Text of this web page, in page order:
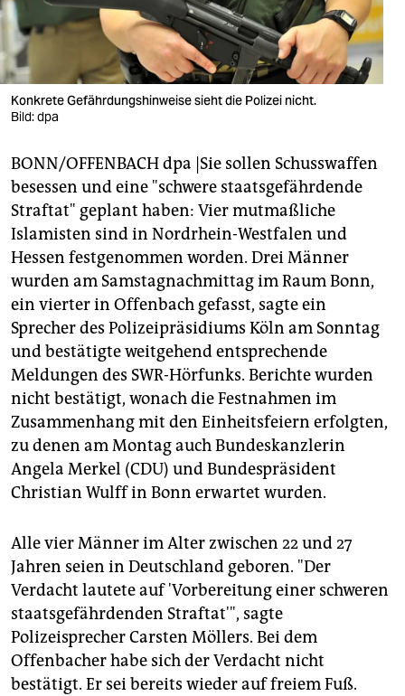
verlag
verlag
veranstaltungen
fragen & hilfe
unterstützen
abo
genossenschaft
epaper login
Konkrete Gefährdungshinweise sieht die Polizei nicht.
Bild: dpa
BONN/OFFENBACH dpa |Sie sollen Schusswaffen
besessen und eine "schwere staatsgefährdende
Straftat" geplant haben: Vier mutmaßliche
Islamisten sind in Nordrhein-Westfalen und
Hessen festgenommen worden. Drei Männer
wurden am Samstagnachmittag im Raum Bonn,
ein vierter in Offenbach gefasst, sagte ein
Sprecher des Polizeipräsidiums Köln am Sonntag
und bestätigte weitgehend entsprechende
Meldungen des SWR-Hörfunks. Berichte wurden
nicht bestätigt, wonach die Festnahmen im
Zusammenhang mit den Einheitsfeiern erfolgten,
zu denen am Montag auch Bundeskanzlerin
Angela Merkel (CDU) und Bundespräsident
Christian Wulff in Bonn erwartet wurden.
Alle vier Männer im Alter zwischen 22 und 27
Jahren seien in Deutschland geboren. "Der
Verdacht lautete auf 'Vorbereitung einer schweren
staatsgefährdenden Straftat'", sagte
Polizeisprecher Carsten Möllers. Bei dem
Offenbacher habe sich der Verdacht nicht
bestätigt. Er sei bereits wieder auf freiem Fuß.